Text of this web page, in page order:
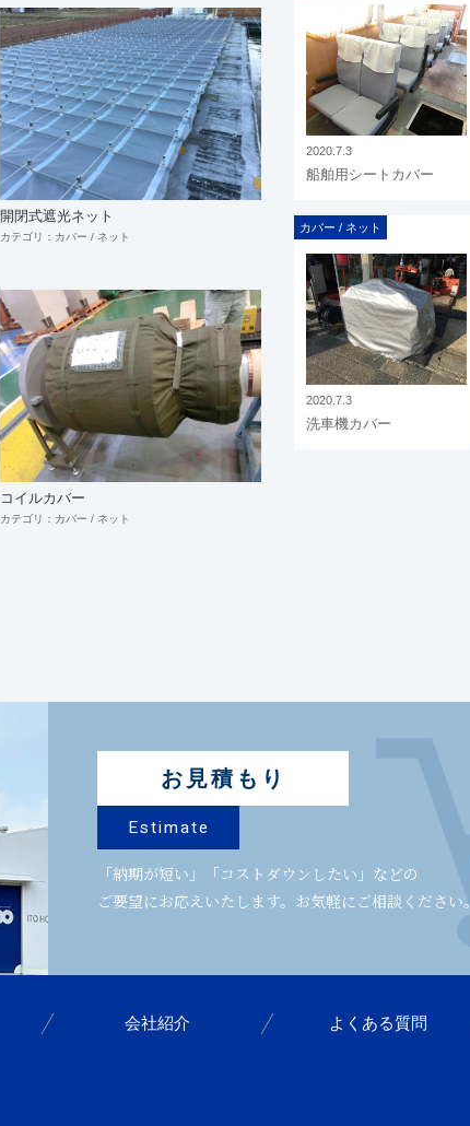
開閉式遮光ネット
カテゴリ：カバー / ネット
コイルカバー
カテゴリ：カバー / ネット
2020.7.3
船舶用シートカバー
カバー / ネット
2020.7.3
洗車機カバー
お見積もり
Estimate
「納期が短い」「コストダウンしたい」などの
ご要望にお応えいたします。お気軽にご相談ください。
会社紹介 よくある質問